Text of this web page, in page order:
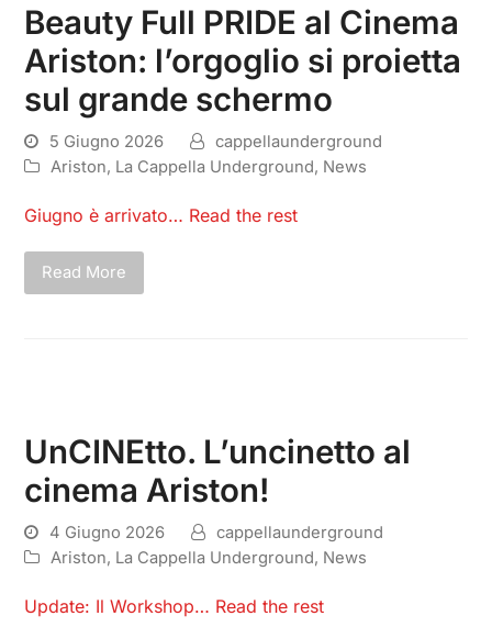
Beauty Full PRIDE al Cinema
Ariston: l’orgoglio si proietta
sul grande schermo
5 Giugno 2026
cappellaunderground
Ariston, La Cappella Underground, News
Giugno è arrivato… Read the rest
Read More
UnCINEtto. L’uncinetto al
cinema Ariston!
4 Giugno 2026
cappellaunderground
Ariston, La Cappella Underground, News
Update: Il Workshop… Read the rest